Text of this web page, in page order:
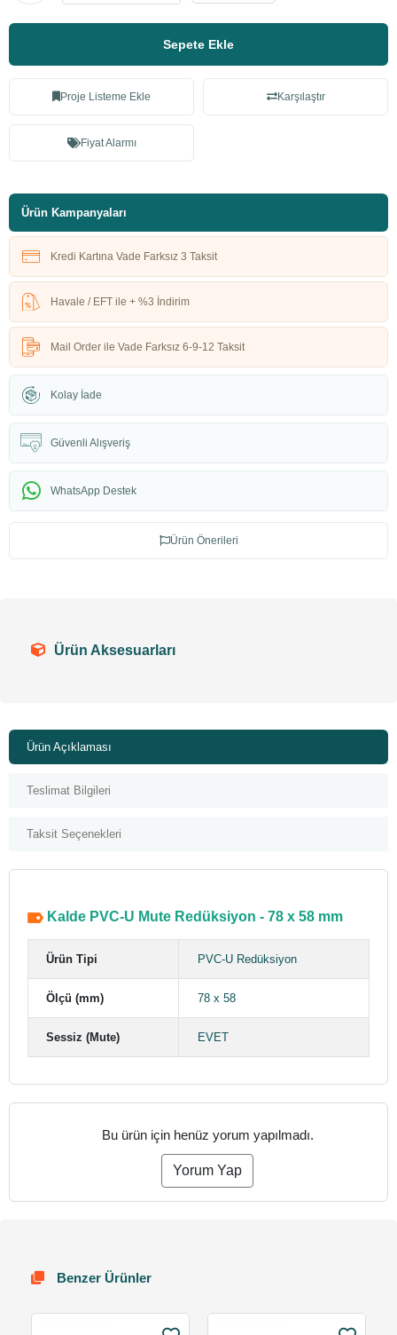
Sepete Ekle
Proje Listeme Ekle Karşılaştır
Fiyat Alarmı
Ürün Kampanyaları
Kredi Kartına Vade Farksız 3 Taksit
Havale / EFT ile + %3 İndirim
Mail Order ile Vade Farksız 6-9-12 Taksit
Kolay İade
Güvenli Alışveriş
WhatsApp Destek
Ürün Önerileri
Ürün Aksesuarları
Ürün Açıklaması
Teslimat Bilgileri
Taksit Seçenekleri
Kalde PVC-U Mute Redüksiyon - 78 x 58 mm
Ürün Tipi PVC-U Redüksiyon
Ölçü (mm) 78 x 58
Sessiz (Mute) EVET
Bu ürün için henüz yorum yapılmadı.
Yorum Yap
Benzer Ürünler